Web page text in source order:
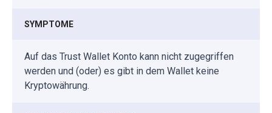
SYMPTOME
Auf das Trust Wallet Konto kann nicht zugegriffen
werden und (oder) es gibt in dem Wallet keine
Kryptowährung.